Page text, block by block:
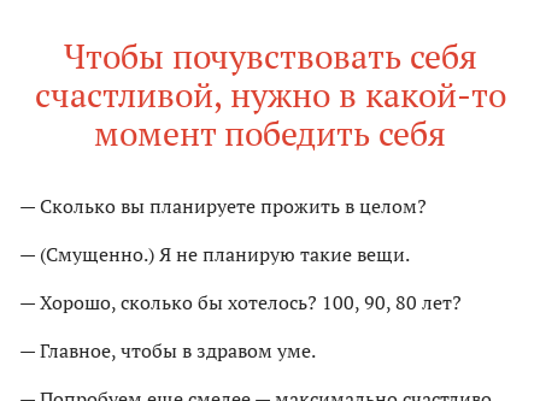
Чтобы почувствовать себя
счастливой, нужно в какой-то
момент победить себя
— Сколько вы планируете прожить в целом?
— (Смущенно.) Я не планирую такие вещи.
— Хорошо, сколько бы хотелось? 100, 90, 80 лет?
— Главное, чтобы в здравом уме.